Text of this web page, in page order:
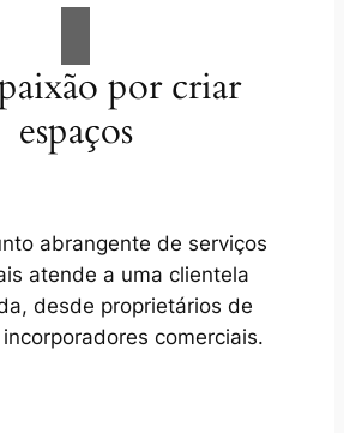
por criar
espaços
abrangente de serviços
atende a uma clientela
desde proprietários de
comerciais.